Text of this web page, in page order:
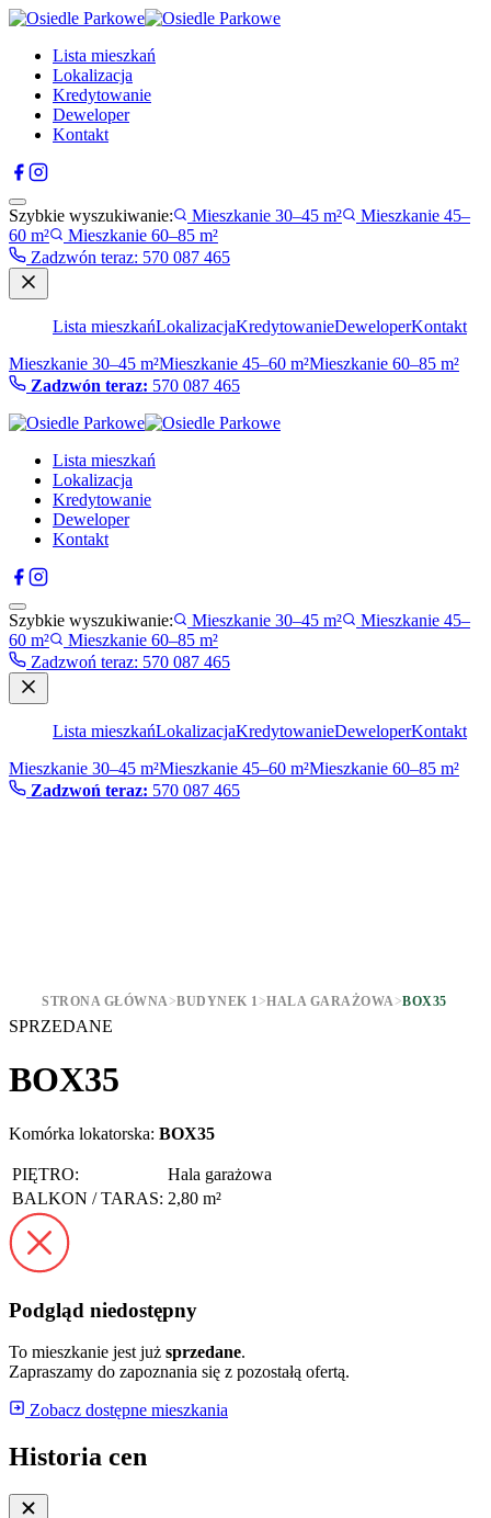
Lista mieszkań
Lokalizacja
Kredytowanie
Deweloper
Kontakt
Szybkie wyszukiwanie: Mieszkanie 30–45 m²
Mieszkanie 45–
60 m²
Mieszkanie 60–85 m²
Zadzwón teraz: 570 087 465
Lista mieszkańLokalizacjaKredytowanieDeweloperKontakt
Mieszkanie 30–45 m²Mieszkanie 45–60 m²Mieszkanie 60–85 m²
Zadzwón teraz: 570 087 465
Lista mieszkań
Lokalizacja
Kredytowanie
Deweloper
Kontakt
Szybkie wyszukiwanie: Mieszkanie 30–45 m²
Mieszkanie 45–
60 m²
Mieszkanie 60–85 m²
Zadzwoń teraz: 570 087 465
Lista mieszkańLokalizacjaKredytowanieDeweloperKontakt
Mieszkanie 30–45 m²Mieszkanie 45–60 m²Mieszkanie 60–85 m²
Zadzwoń teraz: 570 087 465
STRONA GŁÓWNA>BUDYNEK 1 >HALA GARAŻOWA>BOX35
SPRZEDANE
BOX35
Komórka lokatorska: BOX35
PIĘTRO:
Hala garażowa
BALKON / TARAS: 2,80 m²
Podgląd niedostępny
To mieszkanie jest już sprzedane.
Zapraszamy do zapoznania się z pozostałą ofertą.
Zobacz dostępne mieszkania
Historia cen